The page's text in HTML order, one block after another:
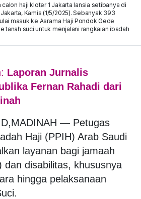
haji kloter 1 Jakarta lansia setibanya di
Kamis (1/5/2025). Sebanyak 393
masuk ke Asrama Haji Pondok Gede
tanah suci untuk menjalani rangkaian ibadah
Laporan Jurnalis
Fernan Rahadi dari
— Petugas
Haji (PPIH) Arab Saudi
layanan bagi jamaah
dan disabilitas, khususnya
hingga pelaksanaan